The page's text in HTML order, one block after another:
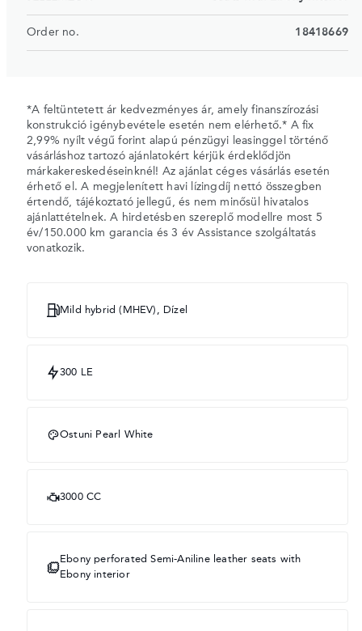
Order no. 18418669
*A feltüntetett ár kedvezményes ár, amely finanszírozási
konstrukció igénybevétele esetén nem elérhető.* A fix
2,99% nyílt végű forint alapú pénzügyi leasinggel történő
vásárláshoz tartozó ajánlatokért kérjük érdeklődjön
márkakereskedéseinknél! Az ajánlat céges vásárlás esetén
érhető el. A megjelenített havi lízingdíj nettó összegben
értendő, tájékoztató jellegű, és nem minősül hivatalos
ajánlattételnek. A hirdetésben szereplő modellre most 5
év/150.000 km garancia és 3 év Assistance szolgáltatás
vonatkozik.
Mild hybrid (MHEV), Dízel
300 LE
Ostuni Pearl White
3000 CC
Ebony perforated Semi-Aniline leather seats with
Ebony interior